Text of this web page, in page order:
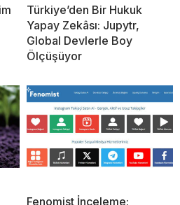
Türkiye’den Bir Hukuk
Yapay Zekâsı: Jupytr,
Global Devlerle Boy
Ölçüşüyor
Fenomist İnceleme: